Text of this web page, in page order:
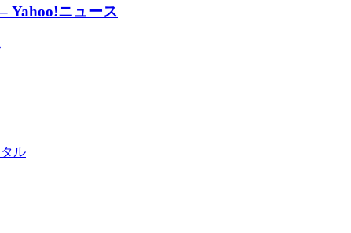
Yahoo!ニュース
ル